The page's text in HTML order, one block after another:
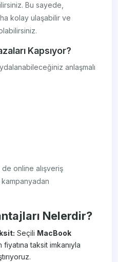
Bu sayede,
kolay ulaşabilir ve
Kapsıyor?
anlaşmalı
online alışveriş
Nelerdir?
Seçili MacBook
taksit imkanıyla